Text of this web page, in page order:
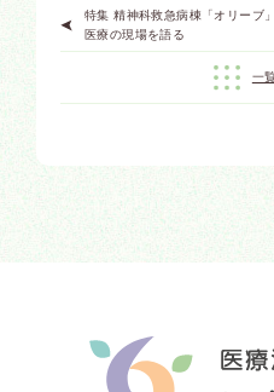
特集 精神科救急病棟「オリー
医療の現場を語る
一